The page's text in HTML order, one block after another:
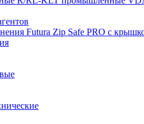
Futura Zip Safe PRO с